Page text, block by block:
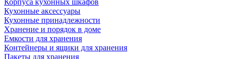
Корпуса кухонных шкафов
Кухонные аксессуары
Кухонные принадлежности
Хранение и порядок в доме
Емкости для хранения
Контейнеры и ящики для хранения
Пакеты для хранения